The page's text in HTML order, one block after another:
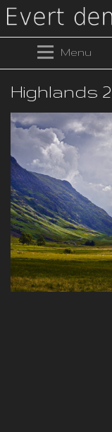
Menu
Highlands 2